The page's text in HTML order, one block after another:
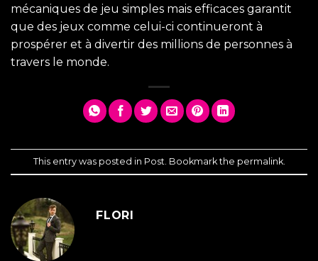
mécaniques de jeu simples mais efficaces garantit
que des jeux comme celui-ci continueront à
prospérer et à divertir des millions de personnes à
travers le monde.
This entry was posted in Post . Bookmark the permalink.
FLORI